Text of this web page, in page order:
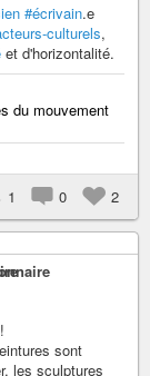
#écrivain.e
culturels,
et d'horizontalité.
du mouvement
1 0 2
sont
les sculptures